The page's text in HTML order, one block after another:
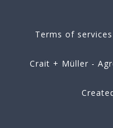
Terms of services
Crait + Müller -